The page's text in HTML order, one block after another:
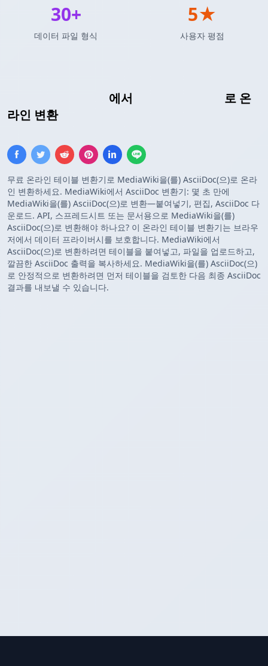
에서
로 온
라인 변환
무료 온라인 테이블 변환기로 MediaWiki을(를) AsciiDoc(으)로 온라
인 변환하세요. MediaWiki에서 AsciiDoc 변환기: 몇 초 만에
MediaWiki을(를) AsciiDoc(으)로 변환—붙여넣기, 편집, AsciiDoc 다
운로드. API, 스프레드시트 또는 문서용으로 MediaWiki을(를)
AsciiDoc(으)로 변환해야 하나요? 이 온라인 테이블 변환기는 브라우
저에서 데이터 프라이버시를 보호합니다. MediaWiki에서
AsciiDoc(으)로 변환하려면 테이블을 붙여넣고, 파일을 업로드하고,
깔끔한 AsciiDoc 출력을 복사하세요. MediaWiki을(를) AsciiDoc(으)
로 안정적으로 변환하려면 먼저 테이블을 검토한 다음 최종 AsciiDoc
결과를 내보낼 수 있습니다.
30+
데이터 파일 형식
5★
사용자 평점